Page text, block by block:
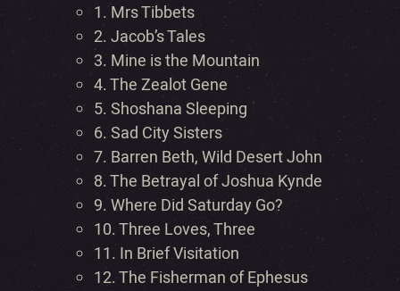
1. Mrs Tibbets
2. Jacob’s Tales
3. Mine is the Mountain
4. The Zealot Gene
5. Shoshana Sleeping
6. Sad City Sisters
7. Barren Beth, Wild Desert John
8. The Betrayal of Joshua Kynde
9. Where Did Saturday Go?
10. Three Loves, Three
11. In Brief Visitation
12. The Fisherman of Ephesus